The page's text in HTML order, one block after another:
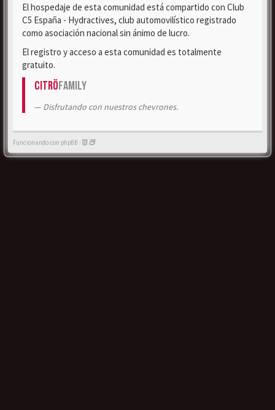
El hospedaje de esta comunidad está compartido con Club
C5 España - Hydractives, club automovilístico registrado
como asociación nacional sin ánimo de lucro.
El registro y acceso a esta comunidad es totalmente
gratuito.
CitröFamily
Disfrutando con nuestros chevrones.
Funcionando con phpBB -